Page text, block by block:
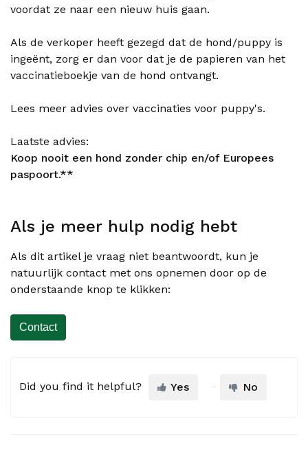
voordat ze naar een nieuw huis gaan.
Als de verkoper heeft gezegd dat de hond/puppy is
ingeënt, zorg er dan voor dat je de papieren van het
vaccinatieboekje van de hond ontvangt.
Lees meer advies over vaccinaties voor puppy's.
Laatste advies:
Koop nooit een hond zonder chip en/of Europees
paspoort.**
Als je meer hulp nodig hebt
Als dit artikel je vraag niet beantwoordt, kun je
natuurlijk contact met ons opnemen door op de
onderstaande knop te klikken:
Contact
Did you find it helpful? Yes No